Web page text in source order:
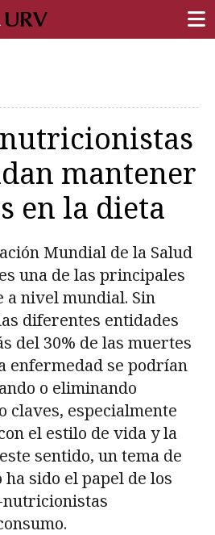
búsqueda avanzada
electrónicos de la URV Agenda
CATALÀ
mantener
en la dieta
Mundial de la Salud
una de las principales
a nivel mundial. Sin
diferentes entidades
del 30% de las muertes
enfermedad se podrían
o eliminando
claves, especialmente
el estilo de vida y la
sentido, un tema de
sido el papel de los
nutricionistas